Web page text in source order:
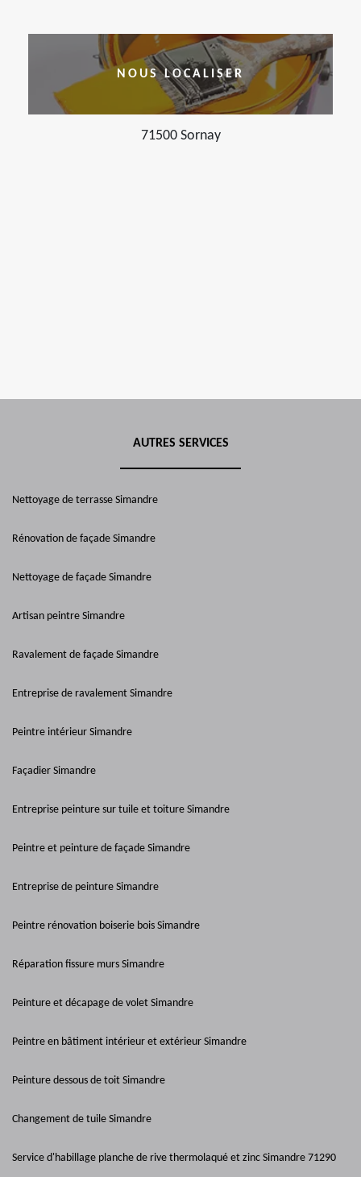
NOUS LOCALISER
71500 Sornay
AUTRES SERVICES
Nettoyage de terrasse Simandre
Rénovation de façade Simandre
Nettoyage de façade Simandre
Artisan peintre Simandre
Ravalement de façade Simandre
Entreprise de ravalement Simandre
Peintre intérieur Simandre
Façadier Simandre
Entreprise peinture sur tuile et toiture Simandre
Peintre et peinture de façade Simandre
Entreprise de peinture Simandre
Peintre rénovation boiserie bois Simandre
Réparation fissure murs Simandre
Peinture et décapage de volet Simandre
Peintre en bâtiment intérieur et extérieur Simandre
Peinture dessous de toit Simandre
Changement de tuile Simandre
Service d'habillage planche de rive thermolaqué et zinc Simandre 71290